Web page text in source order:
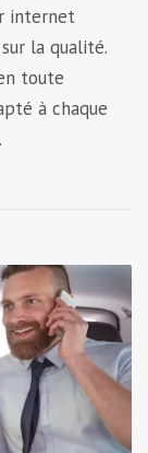
internet
la qualité.
toute
à chaque